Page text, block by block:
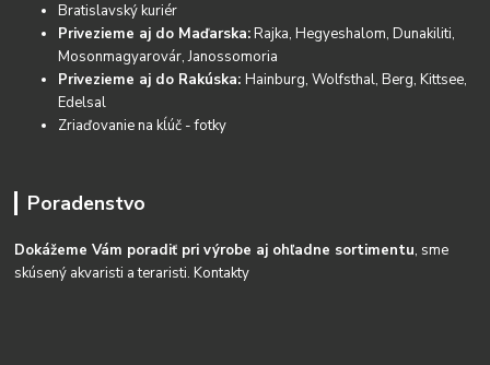
Bratislavský kuriér
Privezieme aj do Maďarska:Rajka, Hegyeshalom, Dunakiliti,
Mosonmagyarovár, Janossomoria
Privezieme aj do Rakúska:Hainburg, Wolfsthal, Berg, Kittsee,
Edelsal
Zriaďovanie na kĺúč - fotky
Poradenstvo
Dokážeme Vám poradiť pri výrobe aj ohľadne sortimentu, sme
skúsený akvaristi a teraristi.Kontakty